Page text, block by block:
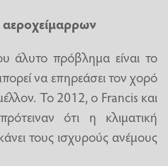
άλυτο πρόβλημα είναι το
να επηρεάσει τον χορό
Το 2012, ο Francis και
ότι η κλιματική
τους ισχυρούς ανέμους